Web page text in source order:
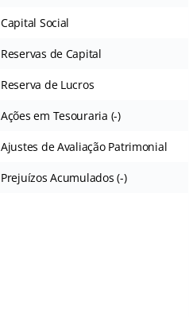
Capital Social
Reservas de Capital
Reserva de Lucros
Ações em Tesouraria (-)
Ajustes de Avaliação Patrimonial
Prejuízos Acumulados (-)